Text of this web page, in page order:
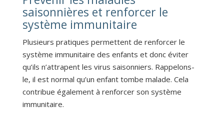
saisonnières et renforcer le
système immunitaire
Plusieurs pratiques permettent de renforcer le
système immunitaire des enfants et donc éviter
qu’ils n’attrapent les virus saisonniers. Rappelons-
le, il est normal qu’un enfant tombe malade. Cela
contribue également à renforcer son système
immunitaire.